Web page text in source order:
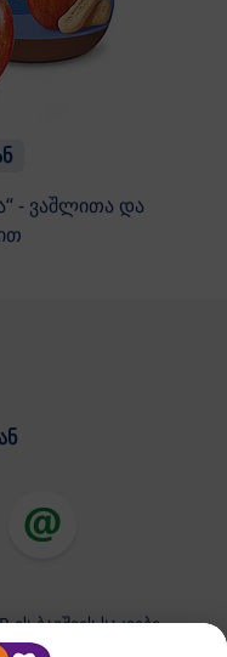
- ვაშლითა და
ის ბავშვის საკვები